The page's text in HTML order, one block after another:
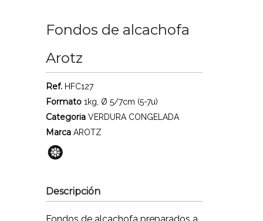
Fondos de alcachofa
Arotz
Ref. HFC127
Formato1kg, Ø 5/7cm (5-7u)
CategoriaVERDURA CONGELADA
MarcaAROTZ
Descripción